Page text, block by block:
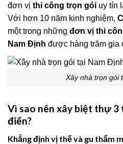
đơn vị thi công trọn gói uy tín
Với hơn 10 năm kinh nghiệm,
một trong những đơn vị thi
Nam Định được hàng trăm gia
Xây nhà trọn gói
Vì sao nên xây biệt thự 3
điển?
Khẳng định vị thế và gu thẩm